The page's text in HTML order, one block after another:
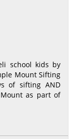
school kids by
Mount Sifting
of sifting AND
as part of